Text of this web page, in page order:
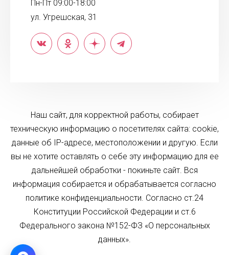
Пн-Пт 09:00-18:00
ул. Угрешская, 31
Наш сайт, для корректной работы, собирает
техническую информацию о посетителях сайта: cookie,
данные об IP-адресе, местоположении и другую. Если
вы не хотите оставлять о себе эту информацию для ее
дальнейшей обработки - покиньте сайт. Вся
информация собирается и обрабатывается согласно
политике конфиденциальности. Согласно ст.24
Конституции Российской Федерации и ст.6
Федерального закона №152-ФЗ «О персональных
данных».